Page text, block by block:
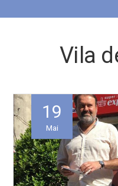
Vila
19
Mai